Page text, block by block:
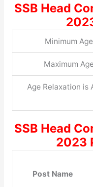
SSB Head
Minimum Age
Maximum
Age Relaxation is
SSB Head
2023
Post Name